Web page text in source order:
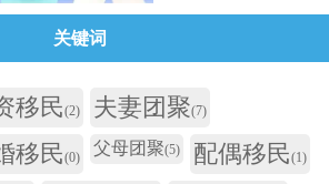
关键词
移民(2) 夫妻团聚(7)
移民(0) 父母团聚(5) 配偶移民(1)